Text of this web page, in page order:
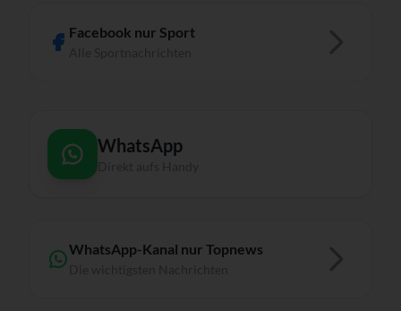
Facebook nur Sport
WhatsApp
WhatsApp-Kanal nur Topnews